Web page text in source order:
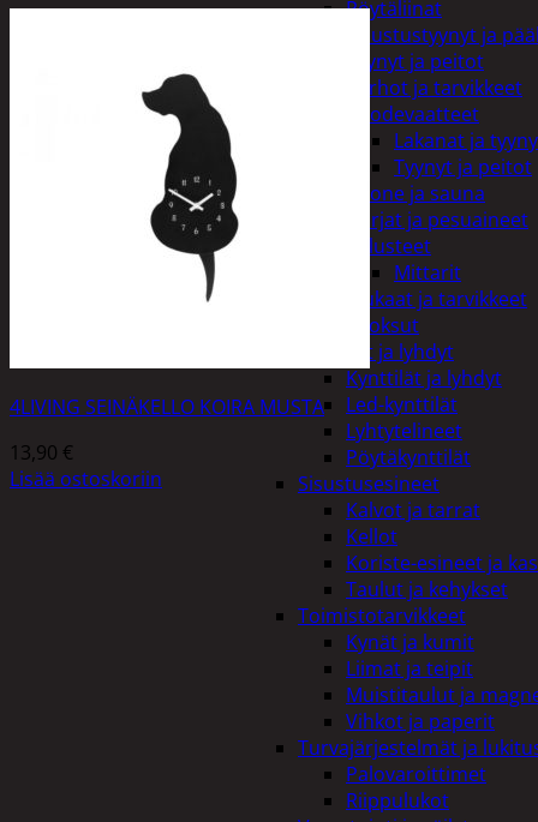
Pöytäliinat
Sisustustyynyt ja
Tyynyt ja peitot
Verhot ja tarvikkeet
Vuodevaatteet
Lakanat ja
Tyynyt ja peitot
Kylpyhuone ja sauna
Harjat ja pesuaineet
Kalusteet
Mittarit
Kiukaat ja tarvikkeet
Tuoksut
Kynttilät ja lyhdyt
Kynttilät ja lyhdyt
Led-kynttilät
Lyhtytelineet
Pöytäkynttilät
Sisustusesineet
Kalvot ja tarrat
Kellot
Koriste-esineet ja
Taulut ja kehykset
Toimistotarvikkeet
Kynät ja kumit
Liimat ja teipit
Muistitaulut ja
Vihkot ja paperit
Turvajärjestelmät ja
Palovaroittimet
Riippulukot
4LIVING SEINÄKELLO KOIRA MUSTA
13,90 €
Lisää ostoskoriin